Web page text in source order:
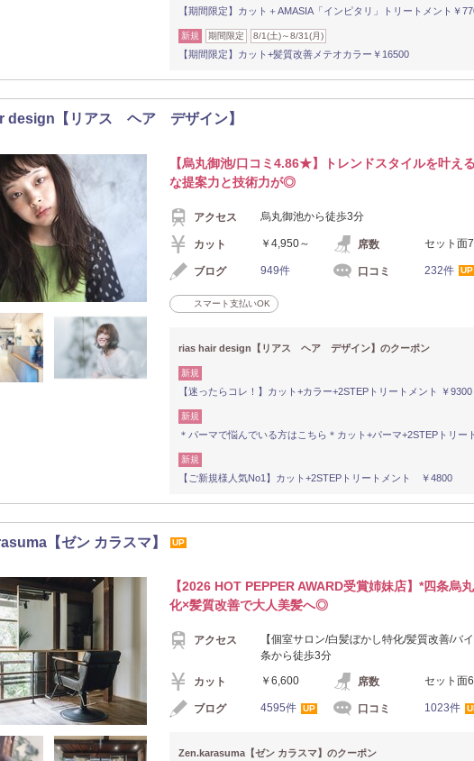
【期間限定】カット＋AMASIA「インピタリ」トリートメント￥
新規 期間限定 8/1(土)～8/31(月)
【期間限定】カット+髪質改善メテオカラー￥16500
design【リアス ヘア デザイン】
【烏丸御池/口コミ4.86★】トレンドスタイルを叶え
な提案力と技術力が◎
アクセス 烏丸御池から徒歩3分
カット ￥4,950～ 席数 セット面
ブログ 949件 口コミ 232件 UP
スマート支払いOK
rias hair design【リアス ヘア デザイン】のクーポン
新規
【迷ったらコレ！】カット+カラー+2STEPトリートメント ￥9300
新規
＊パーマで悩んでいる方はこちら＊カット+パーマ+2STEPトリー
新規
【ご新規様人気No1】カット+2STEPトリートメント ￥4800
【ゼン カラスマ】 UP
【2026 HOT PEPPER AWARD受賞姉妹店】*四条烏
化×髪質改善で大人美髪へ◎
アクセス
【個室サロン/白髪ぼかし特化/髪質改善/バ
条から徒歩3分
カット ￥6,600 席数 セット面
ブログ 4595件 UP 口コミ 1023件
Zen.karasuma【ゼン カラスマ】のクーポン